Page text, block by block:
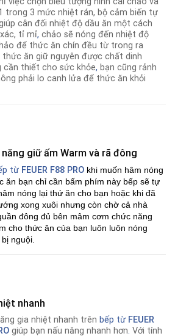
trong 3 mức nhiệt rán, bộ cảm biến tự
cân đối nhiệt độ dầu ăn một cách
tỉ mỉ, chảo sẽ nóng đến nhiệt độ
để thức ăn chín đều từ trong ra
thức ăn giữ nguyên được chất dinh
cần thiết cho sức khỏe, bạn cũng rảnh
phải lo canh lửa để thức ăn khỏi
giữ ấm Warm và rã đông
từ FEUER F88 PRO khi muốn hâm nóng
ăn bạn chỉ cần bấm phím này bếp sẽ tự
nóng lại thứ ăn cho bạn hoặc khi đã
xong xuôi nhưng còn chờ cả nhà
đông đủ bên mâm cơm chức năng
cho thức ăn của bạn luôn luôn nóng
nguội.
nhanh
gia nhiệt nhanh trên bếp từ FEUER
giúp bạn nấu năng nhanh hơn. Với tính